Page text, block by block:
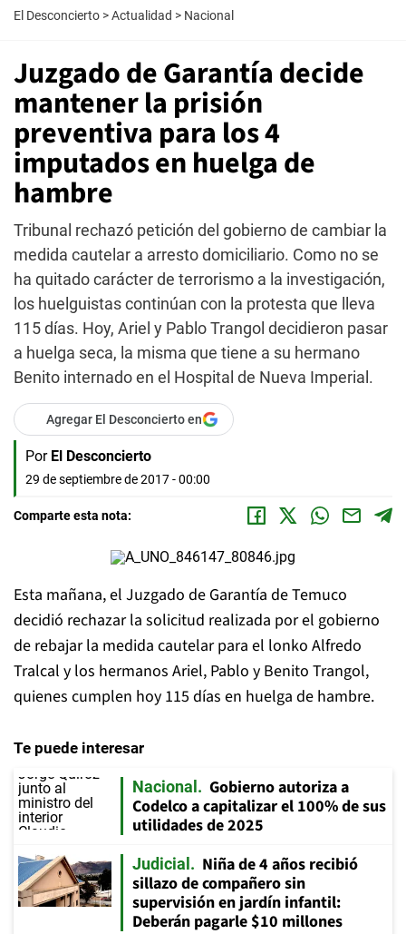
El Desconcierto >Actualidad > Nacional
Juzgado de Garantía decide
mantener la prisión
preventiva para los 4
imputados en huelga de
hambre
Tribunal rechazó petición del gobierno de cambiar la
medida cautelar a arresto domiciliario. Como no se
ha quitado carácter de terrorismo a la investigación,
los huelguistas continúan con la protesta que lleva
115 días. Hoy, Ariel y Pablo Trangol decidieron pasar
a huelga seca, la misma que tiene a su hermano
Benito internado en el Hospital de Nueva Imperial.
Agregar El Desconcierto en
Por El Desconcierto
29 de septiembre de 2017 - 00:00
Comparte esta nota:
Esta mañana, el Juzgado de Garantía de Temuco
decidió rechazar la solicitud realizada por el gobierno
de rebajar la medida cautelar para el lonko Alfredo
Tralcal y los hermanos Ariel, Pablo y Benito Trangol,
quienes cumplen hoy 115 días en huelga de hambre.
Te puede interesar
Nacional
Gobierno autoriza a
Codelco a capitalizar el 100% de sus
utilidades de 2025
Judicial
Niña de 4 años recibió
sillazo de compañero sin
supervisión en jardín infantil:
Deberán pagarle $10 millones